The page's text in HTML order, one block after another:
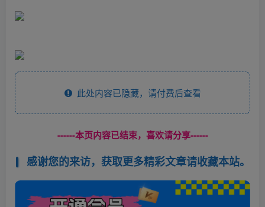
此处内容已隐藏，请付费后查看
------本页内容已结束，喜欢请分享------
感谢您的来访，获取更多精彩文章请收藏本站。